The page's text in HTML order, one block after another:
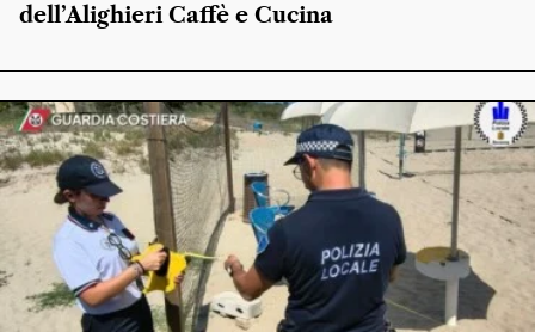
dell’Alighieri Caffè e Cucina